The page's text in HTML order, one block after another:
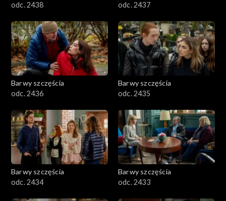
odc. 2438
odc. 2437
Barwy szczęścia
odc. 2436
Barwy szczęścia
odc. 2435
Barwy szczęścia
odc. 2434
Barwy szczęścia
odc. 2433